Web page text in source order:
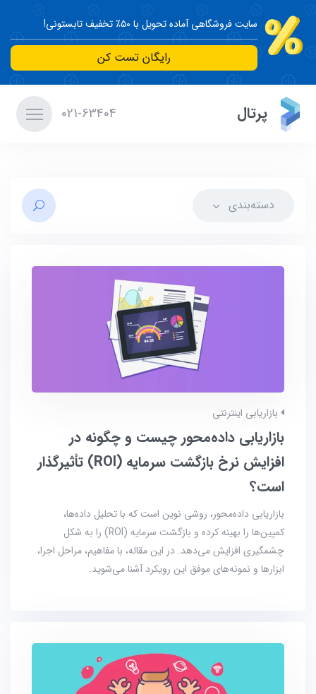
سایت فروشگاهی آماده تحویل با ۵۰٪ تخفیف تابستونی!
رایگان تست کن
پرتال 021-63404
دسته‌بندی
بازاریابی اینترنتی
بازاریابی داده‌محور چیست و چگونه در
افزایش نرخ بازگشت سرمایه (ROI) تأثیرگذار
است؟
بازاریابی داده‌محور، روشی نوین است که با تحلیل داده‌ها،
کمپین‌ها را بهینه کرده و بازگشت سرمایه (ROI) را به شکل
چشمگیری افزایش می‌دهد. در این مقاله، با مفاهیم، مراحل اجرا،
ابزارها و نمونه‌های موفق این رویکرد آشنا می‌شوید.